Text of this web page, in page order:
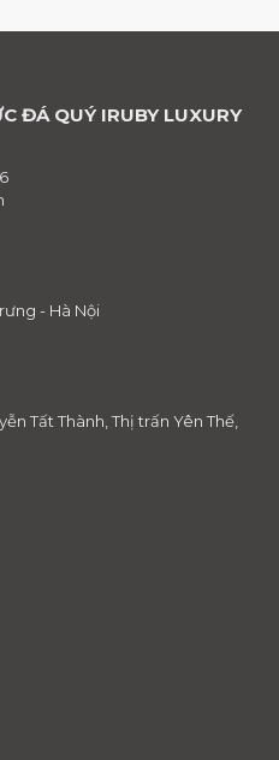
ĐÁ QUÝ IRUBY LUXURY
- Hà Nội
Tất Thành, Thị trấn Yên Thế,